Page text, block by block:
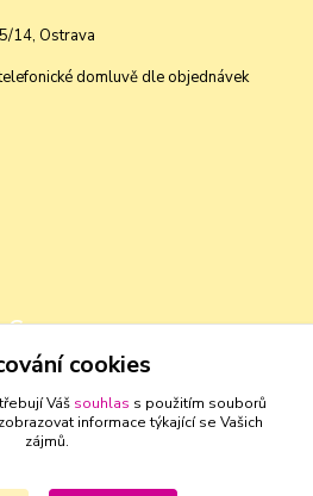
14, Ostrava
domluvě dle objednávek
cookies
Váš souhlas s použitím souborů
informace týkající se Vašich
zájmů.